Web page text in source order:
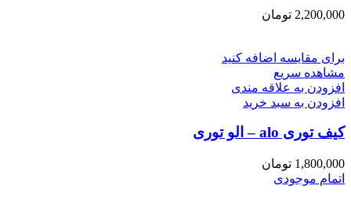
2,200,000 تومان
برای مقایسه اضافه کنید
مشاهده سریع
افزودن به علاقه مندی
افزودن به سبد خرید
کیف توری alo – الو توری
1,800,000 تومان
اتمام موجودی